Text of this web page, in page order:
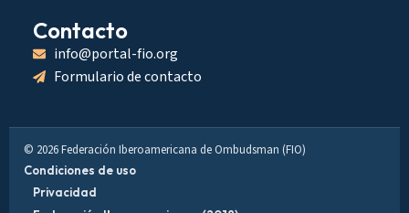
Contacto
info@portal-fio.org
Formulario de contacto
© 2026 Federación Iberoamericana de Ombudsman (FIO)
Condiciones de uso
Privacidad